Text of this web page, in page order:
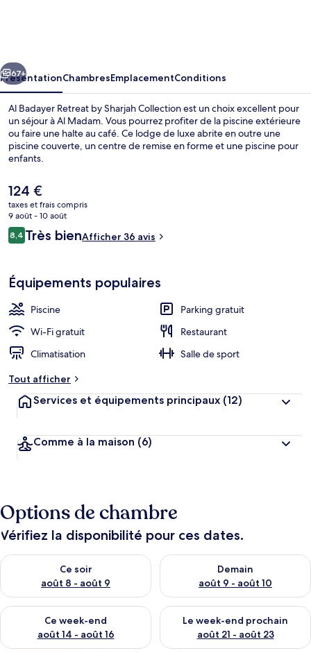
Sharjah
Collection
Suivant
67+
PrésentationChambresEmplacementConditions
Al Badayer Retreat by Sharjah Collection est un choix excellent pour
un séjour à Al Madam. Vous pourrez profiter de la piscine extérieure
ou faire une halte au café. Ce lodge de luxe abrite en outre une
piscine couverte, un centre de remise en forme et une piscine pour
enfants.
Le
prix
actuel
est
de
124 €
taxes et frais compris
9 août - 10 août
Avis
voyageurs
8,48,4 sur 10
Très bienAfficher 36 avis
Équipements populaires
Piscine
Parking gratuit
Wi-Fi gratuit
Restaurant
Climatisation
Salle de sport
Tout afficher
Services et équipements principaux (12)
Comme à la maison (6)
Options de chambre
Vérifiez la disponibilité pour ces dates.
Ce soir
août 8 - août 9
Vérifier la disponibilité pour ce soir août 8 - août 9
Demain
août 9 - août 10
Vérifier la disponibilité pour
Ce week-end
août 14 - août 16
Vérifier la disponibilité pour ce week-end août 14 - août 16
Le week-end prochain
août 21 - août 23
Vérifier la disponibilité pour